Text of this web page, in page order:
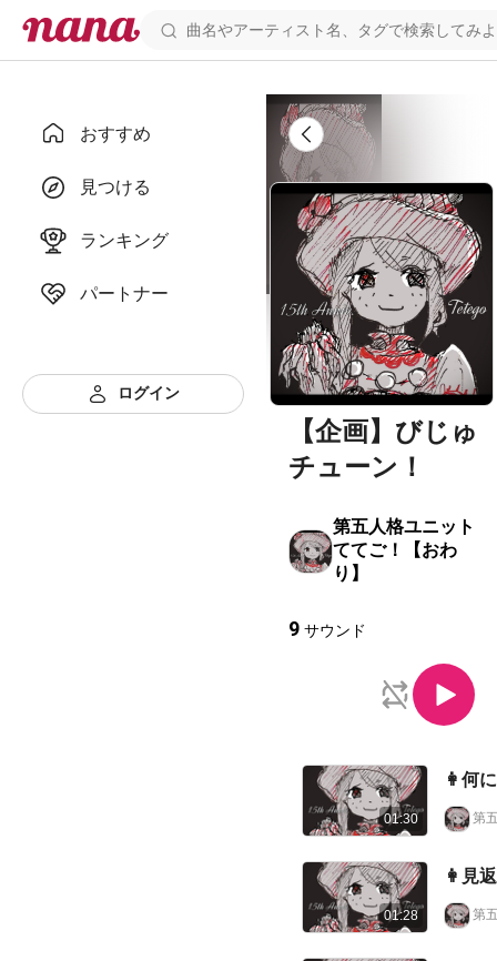
おすすめ
見つける
ランキング
パートナー
ログイン
【企画】びじゅ
チューン！
第五人格ユニット
ててご！【おわ
り】
9 サウンド
01:30
👩何
第
01:28
👩見
第